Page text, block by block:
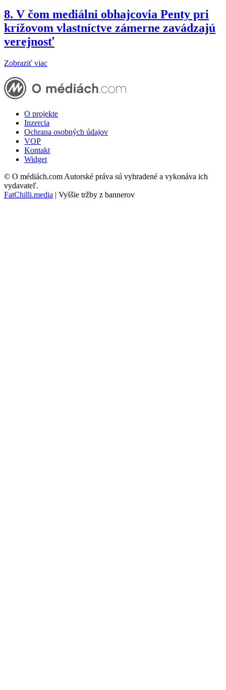
8. V čom mediálni obhajcovia Penty pri
krížovom vlastníctve zámerne zavádzajú
verejnosť
Zobraziť viac
O projekte
Inzercia
Ochrana osobných údajov
VOP
Kontakt
Widget
© O médiách.com Autorské práva sú vyhradené a vykonáva ich
vydavateľ.
FatChilli.media | Vyššie tržby z bannerov